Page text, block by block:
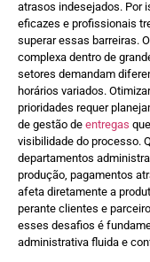
atrasos indesejados. Por
eficazes e profissionais
superar essas barreiras.
complexa dentro de
setores demandam
horários variados.
prioridades requer
de gestão de entregas
visibilidade do processo.
departamentos
produção, pagamentos
afeta diretamente a
perante clientes e
esses desafios é
administrativa fluida e